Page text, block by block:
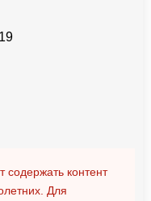
контент
Для